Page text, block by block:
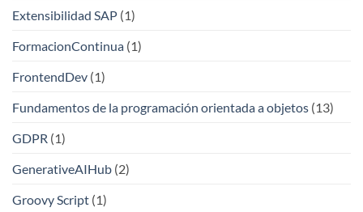
Extensibilidad SAP (1)
FormacionContinua (1)
FrontendDev (1)
Fundamentos de la programación orientada a objetos (13)
GDPR (1)
GenerativeAIHub (2)
Groovy Script (1)